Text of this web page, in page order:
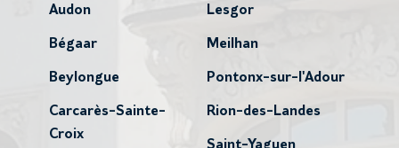
Audon
Bégaar
Beylongue
Carcarès-Sainte-
Croix
Lesgor
Meilhan
Pontonx-sur-l'Adour
Rion-des-Landes